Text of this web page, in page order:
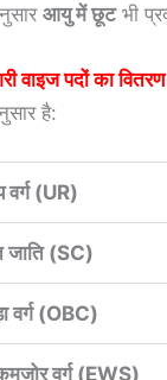
आयु में छूटभी
वाइज पदों का
है:
वर्ग (UR)
(SC)
वर्ग (OBC)
वर्ग (EWS)